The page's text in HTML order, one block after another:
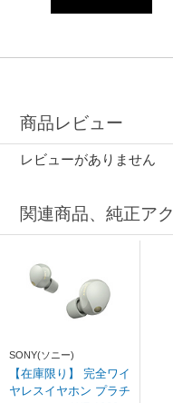
商品レビュー
レビューがありません
関連商品、純正ア
SONY(ソニー)
【在庫限り】 完全ワイ
ヤレスイヤホン プラチ